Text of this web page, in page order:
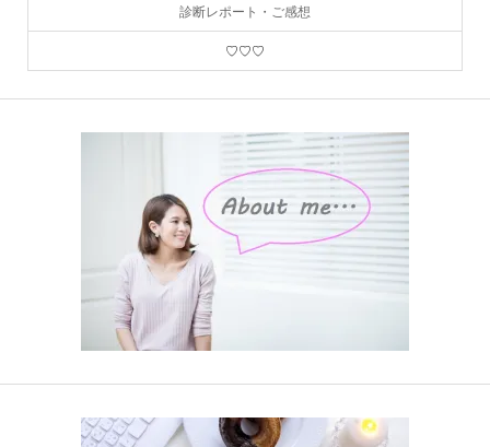
診断レポート・ご感想
♡♡♡